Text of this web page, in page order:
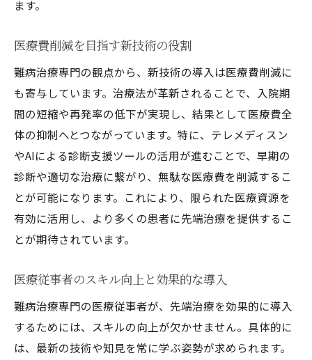
ます。
医療費削減を目指す新技術の役割
難病治療専門の観点から、新技術の導入は医療費削減に
も寄与しています。治療法が革新されることで、入院期
間の短縮や再発率の低下が実現し、結果として医療費全
体の抑制へとつながっています。特に、テレメディスン
やAIによる診断支援ツールの活用が進むことで、早期の
診断や適切な治療に繋がり、無駄な医療費を削減するこ
とが可能になります。これにより、限られた医療資源を
有効に活用し、より多くの患者に先端治療を提供するこ
とが期待されています。
医療従事者のスキル向上と効果的な導入
難病治療専門の医療従事者が、先端治療を効果的に導入
するためには、スキルの向上が欠かせません。具体的に
は、最新の技術や知見を常に学ぶ姿勢が求められます。